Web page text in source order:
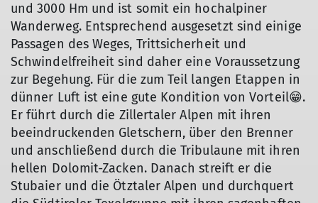
und 3000 Hm und ist somit ein hochalpiner
Wanderweg. Entsprechend ausgesetzt sind einige
Passagen des Weges, Trittsicherheit und
Schwindelfreiheit sind daher eine Voraussetzung
zur Begehung. Für die zum Teil langen Etappen in
dünner Luft ist eine gute Kondition von Vorteil😁.
Er führt durch die Zillertaler Alpen mit ihren
beeindruckenden Gletschern, über den Brenner
und anschließend durch die Tribulaune mit ihren
hellen Dolomit-Zacken. Danach streift er die
Stubaier und die Ötztaler Alpen und durchquert